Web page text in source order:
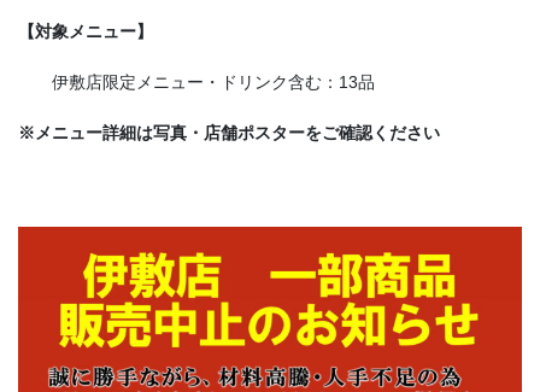
【対象メニュー】
伊敷店限定メニュー・ドリンク含む：13品
※メニュー詳細は写真・店舗ポスターをご確認ください